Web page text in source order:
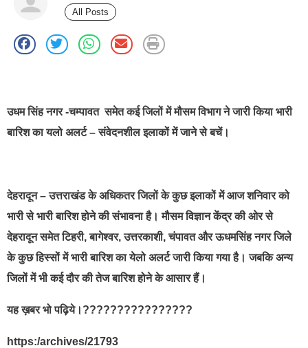
All Posts
उधम सिंह नगर -चम्पावत समेत कई जिलों में मौसम विभाग ने जारी किया भारी
बारिश का यलो अलर्ट – संवेदनशील इलाकों में जाने से बचें।
देहरादून – उत्तराखंड के अधिकतर जिलों के कुछ इलाकों में आज शनिवार को
भारी से भारी बारिश होने की संभावना है। मौसम विज्ञान केंद्र की ओर से
देहरादून समेत टिहरी, बागेश्वर, उत्तरकाशी, चंपावत और ऊधमसिंह नगर जिले
के कुछ हिस्सों में भारी बारिश का येलो अलर्ट जारी किया गया है। जबकि अन्य
जिलों में भी कई दौर की तेज बारिश होने के आसार हैं।
यह ख़बर भो पढ़िये।????????????????
https:/archives/21793